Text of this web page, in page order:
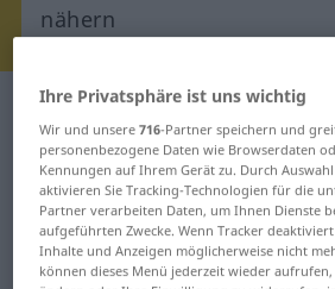
Deutsch-Isländisch Wörterbuch
Deutsch-Isländisch
für "nähern"
"nähern" Isländisch
Ihre Privatsphäre ist uns wichtig
Wir und unsere716-Partner speichern und
personenbezogene Daten wie Browserdaten
Kennungen auf Ihrem Gerät zu. Durch
aktivieren Sie Tracking-Technologien für die
Partner verarbeiten Daten, um Ihnen Dienste
aufgeführten Zwecke. Wenn Tracker
Inhalte und Anzeigen möglicherweise nicht
können dieses Menü jederzeit wieder